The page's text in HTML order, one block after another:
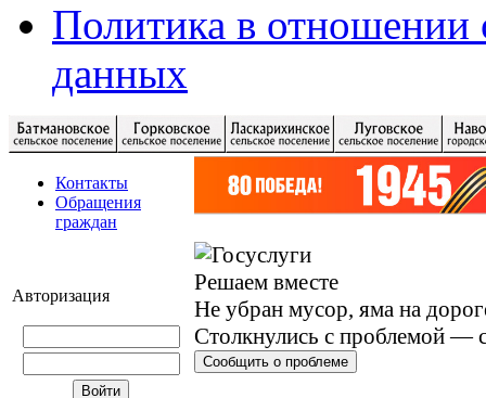
Политика в отношении
данных
Контакты
Обращения
граждан
Авторизация
Решаем вместе
Не убран мусор, яма на
Столкнулись с проблемой —
Сообщить о проблеме